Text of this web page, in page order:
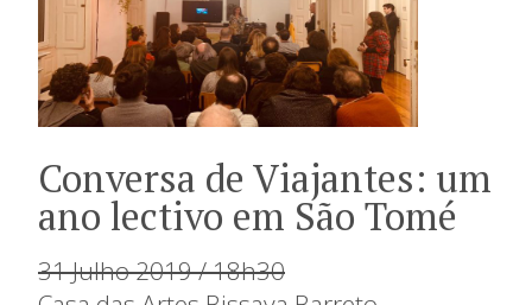
Conversa de Viajantes: um
ano lectivo em São Tomé
31 Julho 2019 / 18h30